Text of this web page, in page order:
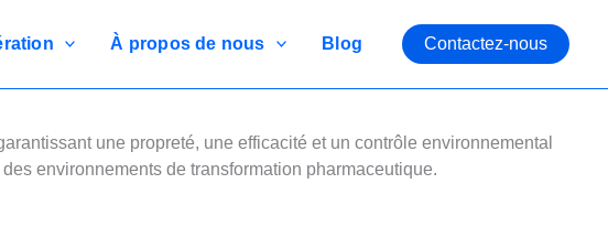
À propos de nous Blog Contactez-nous
une propreté, une efficacité et un contrôle environnemental
environnements de transformation pharmaceutique.